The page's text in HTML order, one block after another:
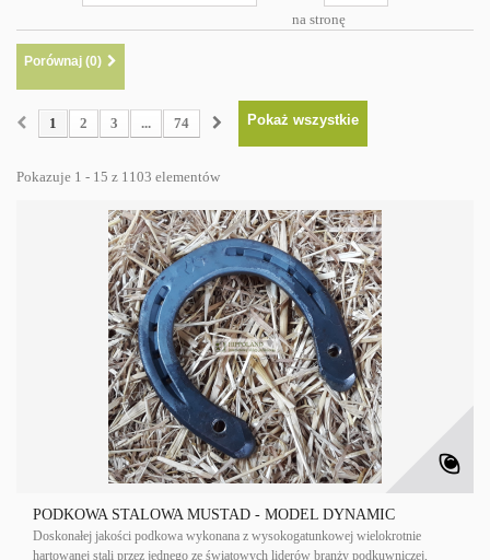
na stronę
Porównaj (0)
Pokaż wszystkie
1 2 3 ... 74
Pokazuje 1 - 15 z 1103 elementów
PODKOWA STALOWA MUSTAD - MODEL DYNAMIC
Doskonałej jakości podkowa wykonana z wysokogatunkowej wielokrotnie
hartowanej stali przez jednego ze światowych liderów branży podkuwniczej,